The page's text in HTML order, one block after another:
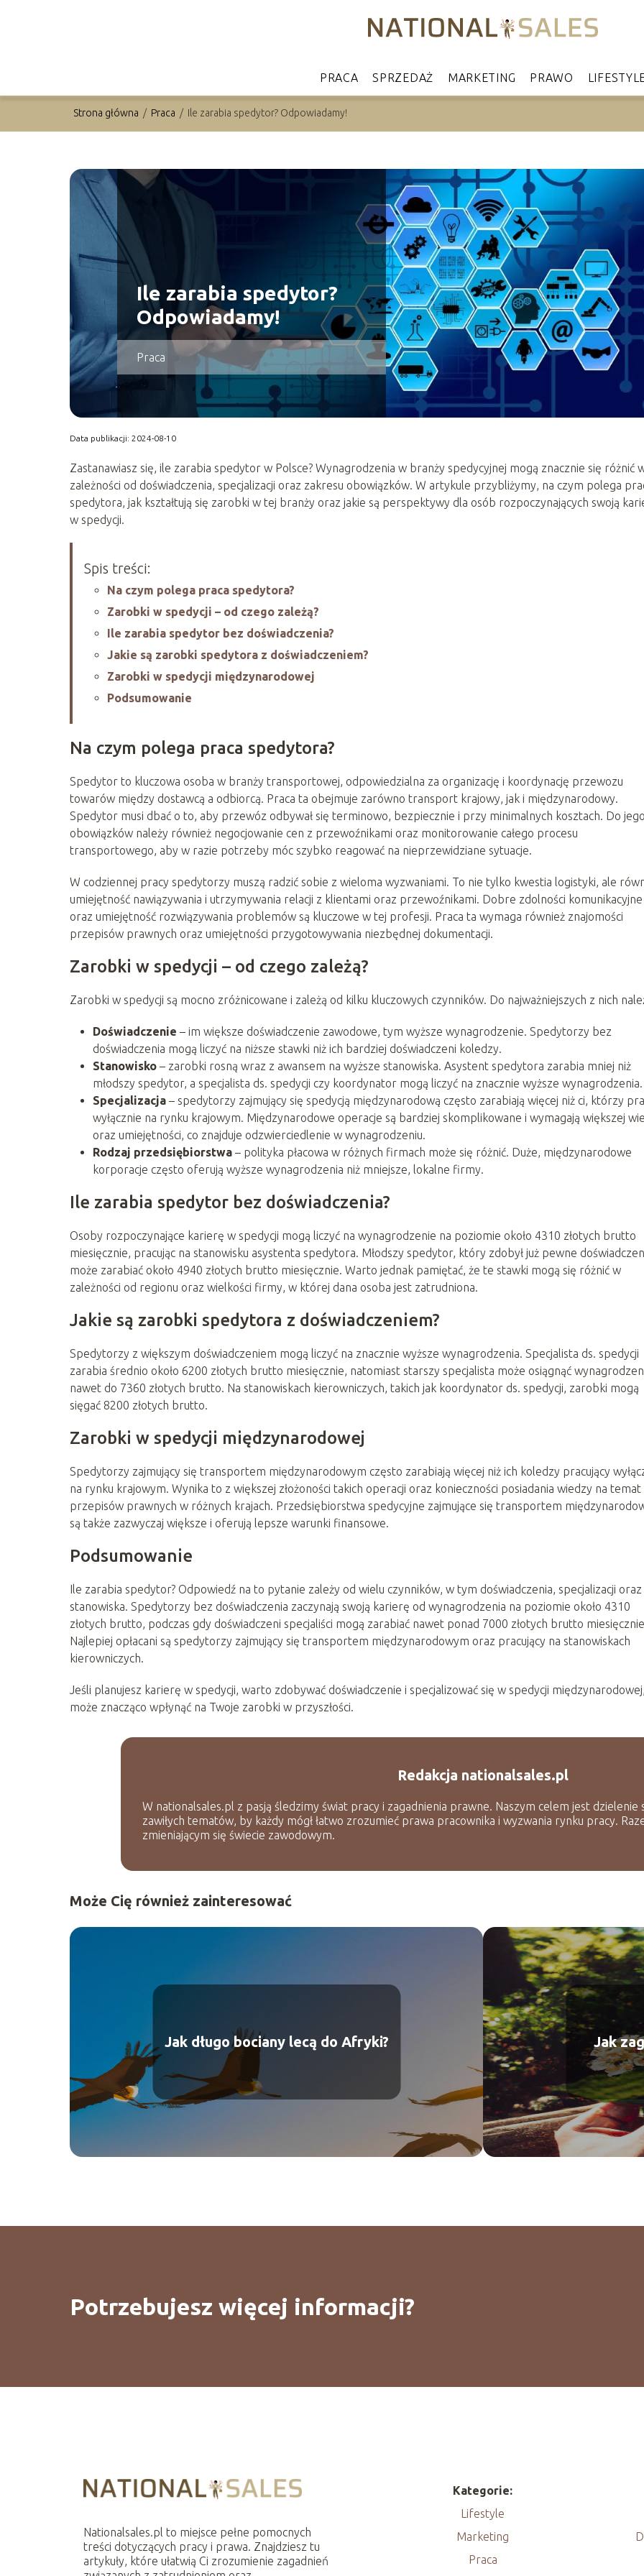
PRACA SPRZEDAŻ MARKETING PRAWO
Strona główna / Praca / Ile zarabia spedytor? Odpowiadamy!
Ile zarabia spedytor?
Odpowiadamy!
Praca
Data publikacji: 2024-08-10
Zastanawiasz się, ile zarabia spedytor w Polsce? Wynagrodzenia w branży spedycyjnej mogą znacznie się różnić
zależności od doświadczenia, specjalizacji oraz zakresu obowiązków. W artykule przybliżymy, na czym polega
spedytora, jak kształtują się zarobki w tej branży oraz jakie są perspektywy dla osób rozpoczynających swoją
w spedycji.
Spis treści:
Na czym polega praca spedytora?
Zarobki w spedycji – od czego zależą?
Ile zarabia spedytor bez doświadczenia?
Jakie są zarobki spedytora z doświadczeniem?
Zarobki w spedycji międzynarodowej
Podsumowanie
Na czym polega praca spedytora?
Spedytor to kluczowa osoba w branży transportowej, odpowiedzialna za organizację i koordynację przewozu
towarów między dostawcą a odbiorcą. Praca ta obejmuje zarówno transport krajowy, jak i międzynarodowy.
Spedytor musi dbać o to, aby przewóz odbywał się terminowo, bezpiecznie i przy minimalnych kosztach. Do jego
obowiązków należy również negocjowanie cen z przewoźnikami oraz monitorowanie całego procesu
transportowego, aby w razie potrzeby móc szybko reagować na nieprzewidziane sytuacje.
W codziennej pracy spedytorzy muszą radzić sobie z wieloma wyzwaniami. To nie tylko kwestia logistyki, ale
umiejętność nawiązywania i utrzymywania relacji z klientami oraz przewoźnikami. Dobre zdolności komunikacyjne
oraz umiejętność rozwiązywania problemów są kluczowe w tej profesji. Praca ta wymaga również znajomości
przepisów prawnych oraz umiejętności przygotowywania niezbędnej dokumentacji.
Zarobki w spedycji – od czego zależą?
Zarobki w spedycji są mocno zróżnicowane i zależą od kilku kluczowych czynników. Do najważniejszych z nich
Doświadczenie – im większe doświadczenie zawodowe, tym wyższe wynagrodzenie. Spedytorzy bez
doświadczenia mogą liczyć na niższe stawki niż ich bardziej doświadczeni koledzy.
Stanowisko – zarobki rosną wraz z awansem na wyższe stanowiska. Asystent spedytora zarabia mniej niż
młodszy spedytor, a specjalista ds. spedycji czy koordynator mogą liczyć na znacznie wyższe wynagrodzenia.
Specjalizacja – spedytorzy zajmujący się spedycją międzynarodową często zarabiają więcej niż ci, którzy
wyłącznie na rynku krajowym. Międzynarodowe operacje są bardziej skomplikowane i wymagają większej
oraz umiejętności, co znajduje odzwierciedlenie w wynagrodzeniu.
Rodzaj przedsiębiorstwa – polityka płacowa w różnych firmach może się różnić. Duże, międzynarodowe
korporacje często oferują wyższe wynagrodzenia niż mniejsze, lokalne firmy.
Ile zarabia spedytor bez doświadczenia?
Osoby rozpoczynające karierę w spedycji mogą liczyć na wynagrodzenie na poziomie około 4310 złotych brutto
miesięcznie, pracując na stanowisku asystenta spedytora. Młodszy spedytor, który zdobył już pewne
może zarabiać około 4940 złotych brutto miesięcznie. Warto jednak pamiętać, że te stawki mogą się różnić w
zależności od regionu oraz wielkości firmy, w której dana osoba jest zatrudniona.
Jakie są zarobki spedytora z doświadczeniem?
Spedytorzy z większym doświadczeniem mogą liczyć na znacznie wyższe wynagrodzenia. Specjalista ds. spedycji
zarabia średnio około 6200 złotych brutto miesięcznie, natomiast starszy specjalista może osiągnąć
nawet do 7360 złotych brutto. Na stanowiskach kierowniczych, takich jak koordynator ds. spedycji, zarobki mogą
sięgać 8200 złotych brutto.
Zarobki w spedycji międzynarodowej
Spedytorzy zajmujący się transportem międzynarodowym często zarabiają więcej niż ich koledzy pracujący
na rynku krajowym. Wynika to z większej złożoności takich operacji oraz konieczności posiadania wiedzy na temat
przepisów prawnych w różnych krajach. Przedsiębiorstwa spedycyjne zajmujące się transportem
są także zazwyczaj większe i oferują lepsze warunki finansowe.
Podsumowanie
Ile zarabia spedytor? Odpowiedź na to pytanie zależy od wielu czynników, w tym doświadczenia, specjalizacji oraz
stanowiska. Spedytorzy bez doświadczenia zaczynają swoją karierę od wynagrodzenia na poziomie około 4310
złotych brutto, podczas gdy doświadczeni specjaliści mogą zarabiać nawet ponad 7000 złotych brutto
Najlepiej opłacani są spedytorzy zajmujący się transportem międzynarodowym oraz pracujący na stanowiskach
kierowniczych.
Jeśli planujesz karierę w spedycji, warto zdobywać doświadczenie i specjalizować się w spedycji
może znacząco wpłynąć na Twoje zarobki w przyszłości.
Redakcja nationalsales.pl
W nationalsales.pl z pasją śledzimy świat pracy i zagadnienia prawne. Naszym celem jest dzielenie
zawiłych tematów, by każdy mógł łatwo zrozumieć prawa pracownika i wyzwania rynku pracy.
zmieniającym się świecie zawodowym.
Może Cię również zainteresować
Jak długo bociany lecą do Afryki? Jak
Potrzebujesz więcej informacji?
Nationalsales.pl to miejsce pełne pomocnych
treści dotyczących pracy i prawa. Znajdziesz tu
artykuły, które ułatwią Ci zrozumienie zagadnień
Kategorie:
Lifestyle
Marketing
Praca